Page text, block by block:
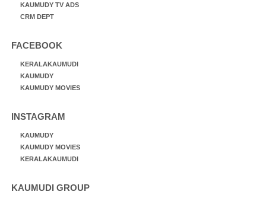
KAUMUDY TV ADS
CRM DEPT
FACEBOOK
KERALAKAUMUDI
KAUMUDY
KAUMUDY MOVIES
INSTAGRAM
KAUMUDY
KAUMUDY MOVIES
KERALAKAUMUDI
KAUMUDI GROUP